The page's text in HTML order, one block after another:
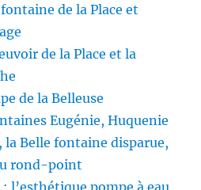
de la Place et
de la Place et la
de la Belleuse
Eugénie, Huquenie
la Belle fontaine disparue,
rond-point
l’esthétique pompe à eau